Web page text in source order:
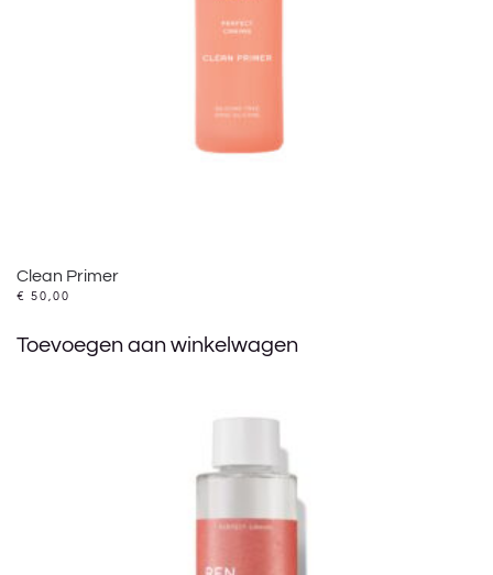
Clean Primer
€ 50,00
Toevoegen aan winkelwagen